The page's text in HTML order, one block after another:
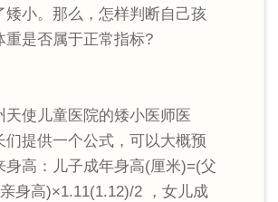
矮小。那么，怎样判断自己孩
重是否属于正常指标?
天使儿童医院的矮小医师医
们提供一个公式，可以大概预
身高：儿子成年身高(厘米)=(父
身高)×1.11(1.12)/2 ，女儿成